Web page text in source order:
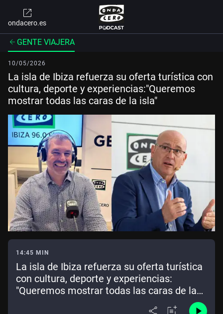
ondacero.es
GENTE VIAJERA
10/05/2026
La isla de Ibiza refuerza su oferta turística con
cultura, deporte y experiencias:"Queremos
mostrar todas las caras de la isla"
14:45 MIN
La isla de Ibiza refuerza su oferta turística
con cultura, deporte y experiencias:
"Queremos mostrar todas las caras de la